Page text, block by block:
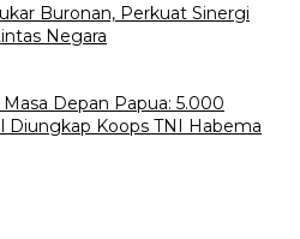
Buronan, Perkuat Sinergi
Negara
Depan Papua: 5.000
Diungkap Koops TNI Habema